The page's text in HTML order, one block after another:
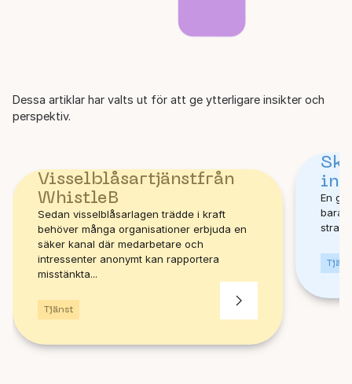
Dessa artiklar har valts ut för att ge ytterligare insikter och
perspektiv.
Visselblåsartjänstfrån
WhistleB
Sedan visselblåsarlagen trädde i kraft
behöver många organisationer erbjuda en
säker kanal där medarbetare och
intressenter anonymt kan rapportera
misstänkta...
Tjänst
En
bara